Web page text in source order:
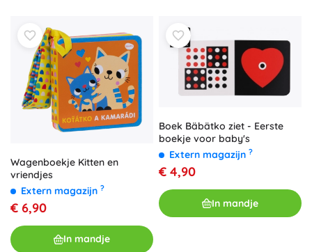
Wagenboekje Kitten en
vriendjes
Extern magazijn ?
€ 6,90
In mandje
Boek Bäbätko ziet - Eerste
boekje voor baby's
Extern magazijn ?
€ 4,90
In mandje